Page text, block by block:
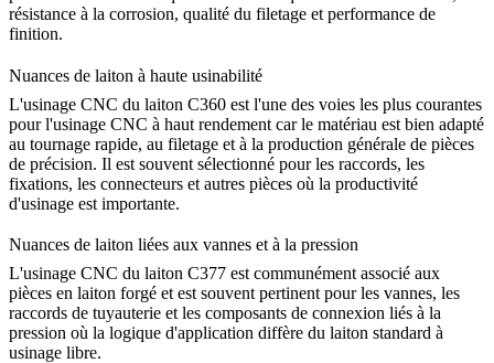
résistance à la corrosion, qualité du filetage et performance de
finition.
Nuances de laiton à haute usinabilité
L'usinage CNC du laiton C360 est l'une des voies les plus courantes
pour l'usinage CNC à haut rendement car le matériau est bien adapté
au tournage rapide, au filetage et à la production générale de pièces
de précision. Il est souvent sélectionné pour les raccords, les
fixations, les connecteurs et autres pièces où la productivité
d'usinage est importante.
Nuances de laiton liées aux vannes et à la pression
L'usinage CNC du laiton C377 est communément associé aux
pièces en laiton forgé et est souvent pertinent pour les vannes, les
raccords de tuyauterie et les composants de connexion liés à la
pression où la logique d'application diffère du laiton standard à
usinage libre.